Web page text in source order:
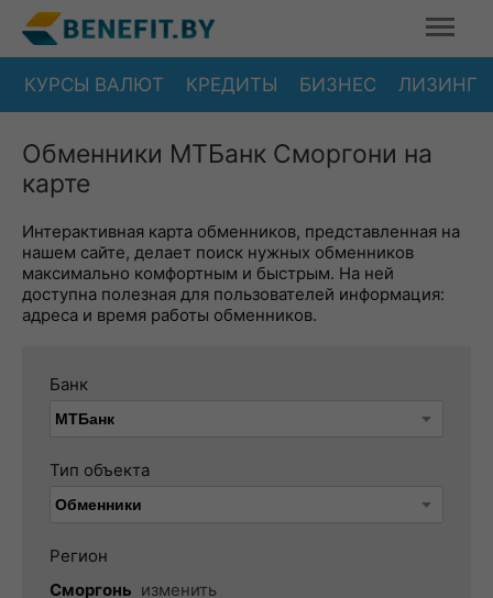
КУРСЫ ВАЛЮТ КРЕДИТЫ БИЗНЕС ЛИЗИНГ
Обменники МТБанк Сморгони на
карте
Интерактивная карта обменников, представленная на
нашем сайте, делает поиск нужных обменников
максимально комфортным и быстрым. На ней
доступна полезная для пользователей информация:
адреса и время работы обменников.
Банк
Тип объекта
Регион
Сморгонь изменить